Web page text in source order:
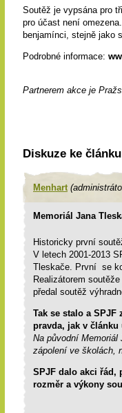
Soutěž je vypsána pro
pro účast není
benjamínci, stejně jako
Podrobné informace:
Partnerem akce je
Diskuze ke článku
Menhart
Memoriál Jana
Historicky první
V letech 2001-2013
Tleskače. První se
Realizátorem
předal soutěž
Tak se stalo a
pravda, jak v článku
Na původní
zápolení ve školách,
SPJF dalo akci řád,
rozměr a výkony